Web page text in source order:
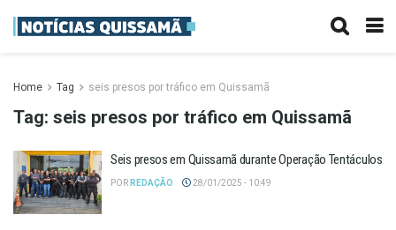
Home Tag seis presos por tráfico em Quissamã
Tag: seis presos por tráfico em Quissamã
Seis presos em Quissamã durante Operação Tentáculos
POR REDAÇÃO 28/01/2025 - 10:49